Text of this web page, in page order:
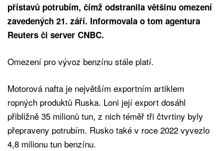
přístavů potrubím, čímž odstranila většinu omezení
zavedených 21. září. Informovala o tom agentura
Reuters či server CNBC.
Omezení pro vývoz benzínu stále platí.
Motorová nafta je největším exportním artiklem
ropných produktů Ruska. Loni její export dosáhl
přibližně 35 milionů tun, z nich téměř tři čtvrtiny byly
přepraveny potrubím. Rusko také v roce 2022 vyvezlo
4,8 milionu tun benzínu.